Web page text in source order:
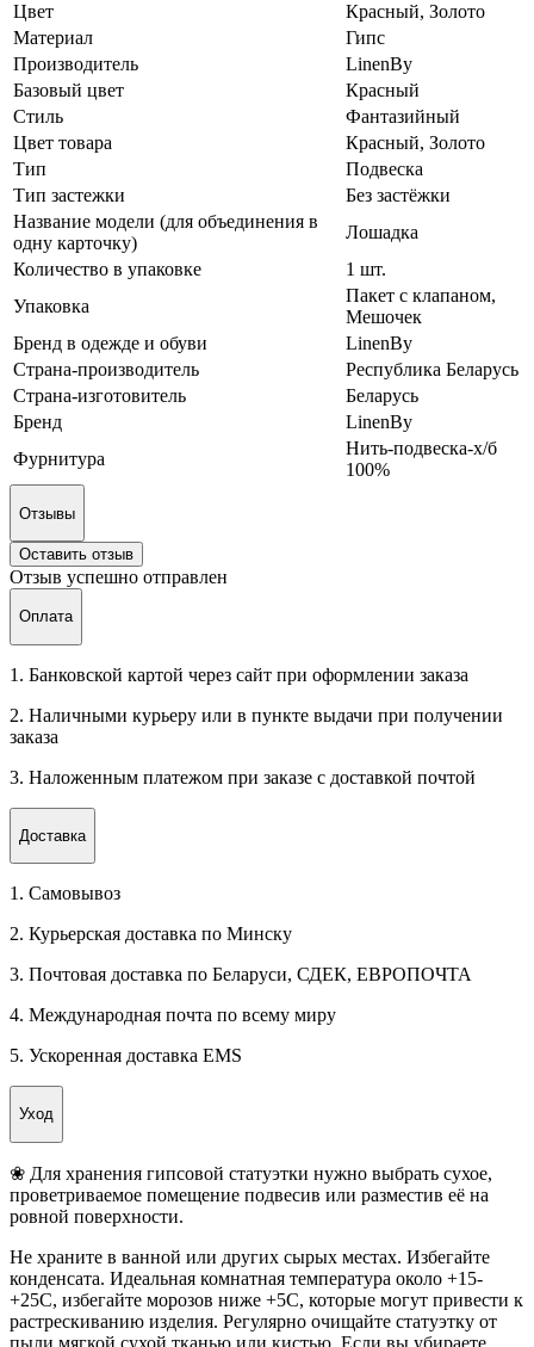
Цвет
Красный, Золото
Материал
Гипс
Производитель
LinenBy
Базовый цвет
Красный
Стиль
Фантазийный
Цвет товара
Красный, Золото
Тип
Подвеска
Тип застежки
Без застёжки
Название модели (для объединения в
одну карточку)
Лошадка
Количество в упаковке
1 шт.
Упаковка
Пакет с клапаном,
Мешочек
Бренд в одежде и обуви
LinenBy
Страна-производитель
Республика Беларусь
Страна-изготовитель
Беларусь
Бренд
LinenBy
Фурнитура
Нить-подвеска-х/б
100%
Отзывы
Оставить отзыв
Отзыв успешно отправлен
Оплата
1. Банковской картой через сайт при оформлении заказа
2. Наличными курьеру или в пункте выдачи при получении
заказа
3. Наложенным платежом при заказе с доставкой почтой
Доставка
1. Самовывоз
2. Курьерская доставка по Минску
3. Почтовая доставка по Беларуси, СДЕК, ЕВРОПОЧТА
4. Международная почта по всему миру
5. Ускоренная доставка EMS
Уход
❀ Для хранения гипсовой статуэтки нужно выбрать сухое,
проветриваемое помещение подвесив или разместив её на
ровной поверхности.
Не храните в ванной или других сырых местах. Избегайте
конденсата. Идеальная комнатная температура около +15-
+25C, избегайте морозов ниже +5C, которые могут привести к
растрескиванию изделия. Регулярно очищайте статуэтку от
пыли мягкой сухой тканью или кистью. Если вы убираете